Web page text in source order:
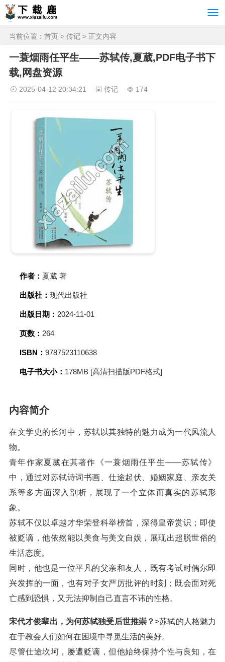
当前位置： 首页 > 传记 > 正文内容
一蓑烟雨任平生——苏轼传,夏葳,PDF电子书下
载,网盘资源
2025-04-12 20:34:21 传记 174
作者： 夏葳 著
出版社： 现代出版社
出版日期： 2024-11-01
页数： 264
ISBN： 9787523110638
电子书大小： 178MB [高清扫描版PDF格式]
内容简介
在文学史的长河中，苏轼以其独特的魅力成为一代风流人
物。
青年作家夏葳在其著作《一蓑烟雨任平生——苏轼传》
中，通过对苏轼诗词书画、仕途起伏、婚姻家庭、亲友关
系等多方面深入剖析，展现了一个立体而真实的苏轼形
象。
苏轼不仅以卓越才华荣登科举榜首，深得皇帝赏识；即使
被贬谪，他依然能以美食与美文自娱，展现出超脱世俗的
生活态度。
同时，他也是一位平凡的父亲和友人，既有考试时偶尔即
兴发挥的一面，也有对子女严厉批评的时刻；既会面对死
亡感到恐惧，又无法抑制自己直言不讳的性格。
宋代才俊辈出，为何苏轼独受后世推崇？>苏轼的人格魅力
在于教会人们如何在困境中寻觅生活的美好。
尽管仕途坎坷，屡遭贬谪，但他始终保持个性与良知，在